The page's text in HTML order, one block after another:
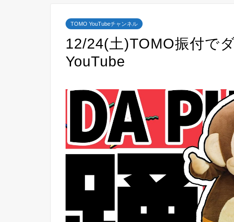
TOMO YouTubeチャンネル
12/24(土)TOMO振付で
YouTube